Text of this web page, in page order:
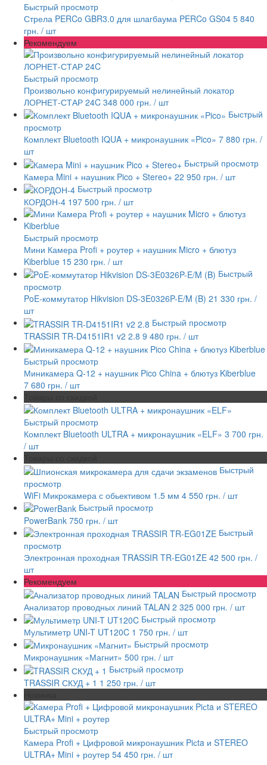
Быстрый просмотр
Стрела PERCo GBR3.0 для шлагбаума PERCo GS04 5 840
грн. / шт
Рекомендуем
Быстрый просмотр
Произвольно конфигурируемый нелинейный локатор
ЛОРНЕТ-СТАР 24C 348 000 грн. / шт
Быстрый
просмотр
Комплект Bluetooth IQUA + микронаушник «Pico» 7 880 грн. /
шт
Быстрый просмотр
Камера Mini + наушник Pico + Stereo+ 22 950 грн. / шт
Быстрый просмотр
КОРДОН-4 197 500 грн. / шт
Быстрый просмотр
Мини Камера Profi + роутер + наушник Micro + блютуз
Kiberblue 15 230 грн. / шт
Быстрый
просмотр
PoE-коммутатор Hikvision DS-3E0326P-E/M (B) 21 330 грн. /
шт
Быстрый просмотр
TRASSIR TR-D4151IR1 v2 2.8 9 480 грн. / шт
Быстрый просмотр
Миникамера Q-12 + наушник Pico China + блютуз Kiberblue
7 680 грн. / шт
Быстрый просмотр
Комплект Bluetooth ULTRA + микронаушник «ELF» 3 700 грн.
/ шт
Быстрый
просмотр
WiFi Микрокамера с обьективом 1.5 мм 4 550 грн. / шт
Быстрый просмотр
PowerBank 750 грн. / шт
Быстрый
просмотр
Электронная проходная TRASSIR TR-EG01ZE 42 500 грн. /
шт
Рекомендуем
Быстрый просмотр
Анализатор проводных линий TALAN 2 325 000 грн. / шт
Быстрый просмотр
Мультиметр UNI-T UT120C 1 750 грн. / шт
Быстрый просмотр
Микронаушник «Магнит» 500 грн. / шт
Быстрый просмотр
TRASSIR СКУД + 1 1 250 грн. / шт
Быстрый просмотр
Камера Profi + Цифровой микронаушник Piсta и STEREO
ULTRA+ Mini + роутер 54 450 грн. / шт